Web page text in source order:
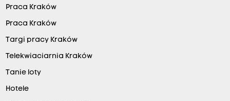
Praca Kraków
Praca Kraków
Targi pracy Kraków
Telekwiaciarnia Kraków
Tanie loty
Hotele